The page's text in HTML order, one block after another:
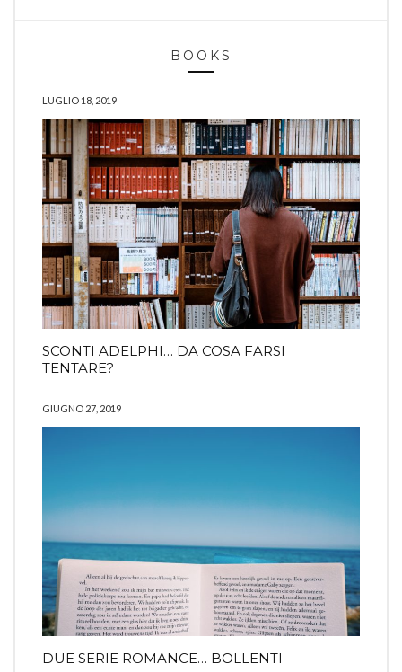
BOOKS
LUGLIO 18, 2019
SCONTI ADELPHI… DA COSA FARSI
TENTARE?
GIUGNO 27, 2019
DUE SERIE ROMANCE… BOLLENTI